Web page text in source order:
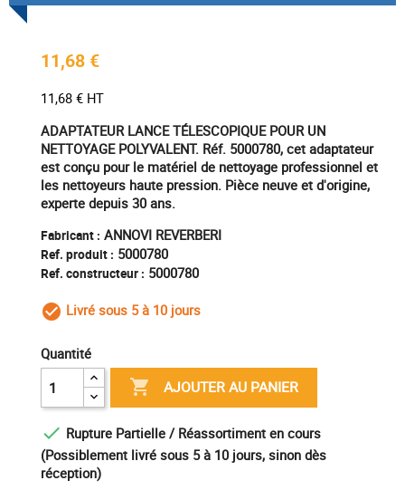
11,68 €
11,68 € HT
ADAPTATEUR LANCE TÉLESCOPIQUE POUR UN
NETTOYAGE POLYVALENT. Réf. 5000780, cet adaptateur
est conçu pour le matériel de nettoyage professionnel et
les nettoyeurs haute pression. Pièce neuve et d'origine,
experte depuis 30 ans.
Fabricant : ANNOVI REVERBERI
Ref. produit : 5000780
Ref. constructeur : 5000780
check_circle_outline
Livré sous 5 à 10 jours
Quantité
 AJOUTER AU PANIER
 Rupture Partielle / Réassortiment en cours
(Possiblement livré sous 5 à 10 jours, sinon dès
réception)